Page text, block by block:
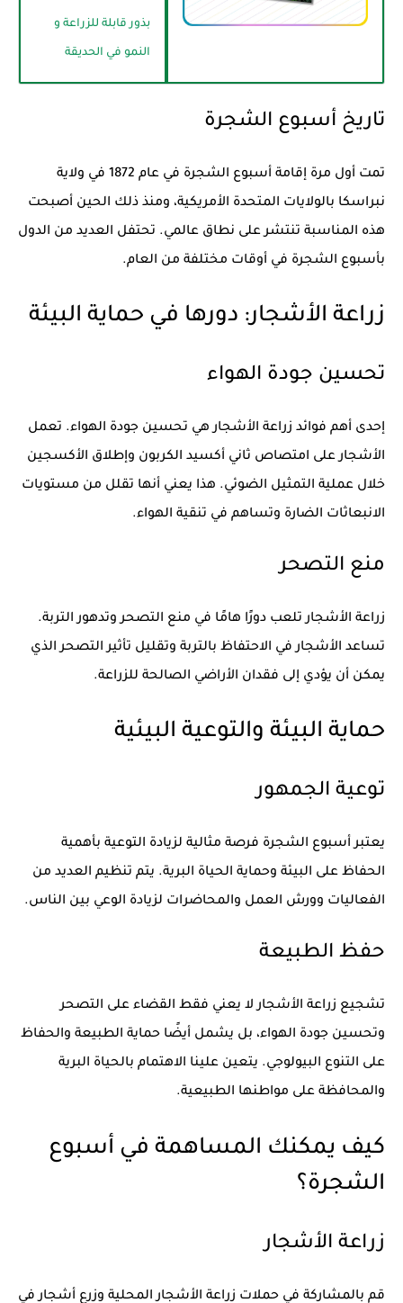
بذور قابلة للزراعة و
النمو في الحديقة
تاريخ أسبوع الشجرة
تمت أول مرة إقامة أسبوع الشجرة في عام 1872 في ولاية
نبراسكا بالولايات المتحدة الأمريكية، ومنذ ذلك الحين أصبحت
هذه المناسبة تنتشر على نطاق عالمي. تحتفل العديد من الدول
بأسبوع الشجرة في أوقات مختلفة من العام.
زراعة الأشجار: دورها في حماية البيئة
تحسين جودة الهواء
إحدى أهم فوائد زراعة الأشجار هي تحسين جودة الهواء. تعمل
الأشجار على امتصاص ثاني أكسيد الكربون وإطلاق الأكسجين
خلال عملية التمثيل الضوئي. هذا يعني أنها تقلل من مستويات
الانبعاثات الضارة وتساهم في تنقية الهواء.
منع التصحر
زراعة الأشجار تلعب دورًا هامًا في منع التصحر وتدهور التربة.
تساعد الأشجار في الاحتفاظ بالتربة وتقليل تأثير التصحر الذي
يمكن أن يؤدي إلى فقدان الأراضي الصالحة للزراعة.
حماية البيئة والتوعية البيئية
توعية الجمهور
يعتبر أسبوع الشجرة فرصة مثالية لزيادة التوعية بأهمية
الحفاظ على البيئة وحماية الحياة البرية. يتم تنظيم العديد من
الفعاليات وورش العمل والمحاضرات لزيادة الوعي بين الناس.
حفظ الطبيعة
تشجيع زراعة الأشجار لا يعني فقط القضاء على التصحر
وتحسين جودة الهواء، بل يشمل أيضًا حماية الطبيعة والحفاظ
على التنوع البيولوجي. يتعين علينا الاهتمام بالحياة البرية
والمحافظة على مواطنها الطبيعية.
كيف يمكنك المساهمة في أسبوع
الشجرة؟
زراعة الأشجار
قم بالمشاركة في حملات زراعة الأشجار المحلية وزرع أشجار في